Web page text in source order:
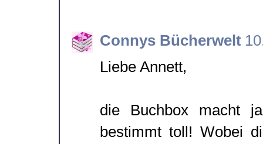
Connys Bücherwelt
Liebe Annett,
die Buchbox macht
bestimmt toll! Wobei